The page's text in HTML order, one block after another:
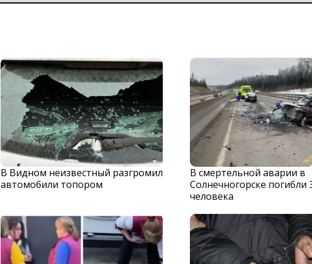
В Видном неизвестный разгромил
автомобили топором
В смертельной аварии в
Солнечногорске погибли
человека